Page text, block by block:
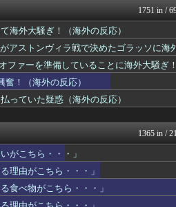
Red4 海外
然！←「どんどん...
海外の反応
まるっと翻
何故変わらない...
世界の憂鬱
世界はグー
・・・」
ボールパー
ちら…」→「えっ？...
海外トーク
ーマー「オ...
HANO-K
海外の万国
の反応】
重要なのは20...
ポーランド
平和都市へと生ま...
1751 in /
海外大騒ぎ！（海外の反応）
ストンヴィラ戦で決めたゴラッソに海
ァーを準備していることに海外大騒ぎ
！（海外の反応）
っていた疑惑（海外の反応）
1365 in /
がこちら・・・」
理由がこちら・・・」
食べ物がこちら・・・」